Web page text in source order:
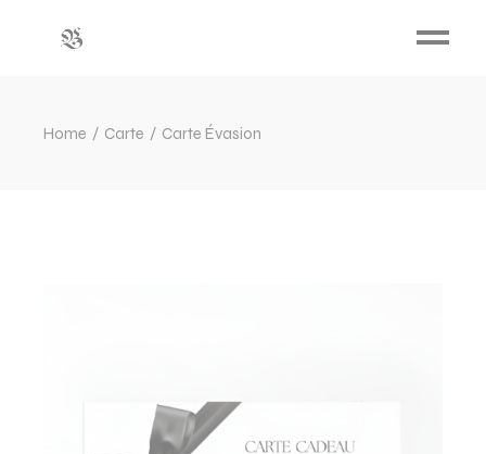
Home Carte Carte Évasion